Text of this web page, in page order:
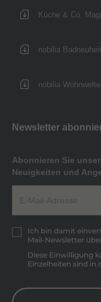
Küche & Co.
nobilia
nobilia
Newsletter
Abonnieren Sie
Neuigkeiten und
Ich bin damit
Mail-Newsletter
Diese Einwilligung
Einzelheiten sind in